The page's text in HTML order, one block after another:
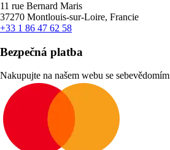
11 rue Bernard Maris
37270 Montlouis-sur-Loire, Francie
+33 1 86 47 62 58
Bezpečná platba
Nakupujte na našem webu se sebevědomím